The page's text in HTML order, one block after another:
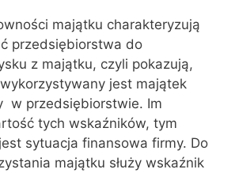
majątku charakteryzują
przedsiębiorstwa do
z majątku, czyli pokazują,
jest majątek
w przedsiębiorstwie. Im
tych wskaźników, tym
sytuacja finansowa firmy. Do
majątku służy wskaźnik